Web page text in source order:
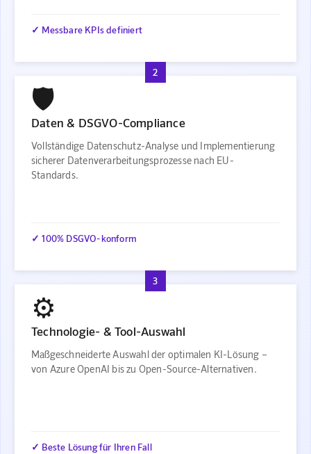
✓ Messbare KPIs definiert
2
🛡️
Daten & DSGVO-Compliance
Vollständige Datenschutz-Analyse und Implementierung
sicherer Datenverarbeitungsprozesse nach EU-
Standards.
✓ 100% DSGVO-konform
3
⚙️
Technologie- & Tool-Auswahl
Maßgeschneiderte Auswahl der optimalen KI-Lösung –
von Azure OpenAI bis zu Open-Source-Alternativen.
✓ Beste Lösung für Ihren Fall